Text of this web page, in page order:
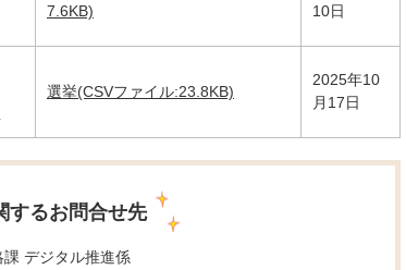
7.6KB)
10日
選挙(CSVファイル:23.8KB)
2025年10
月17日
するお問合せ先
デジタル推進係